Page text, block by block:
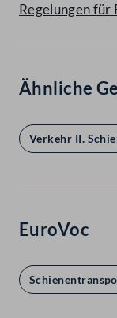
Regelungen für
Ähnliche
Verkehr II.
EuroVoc